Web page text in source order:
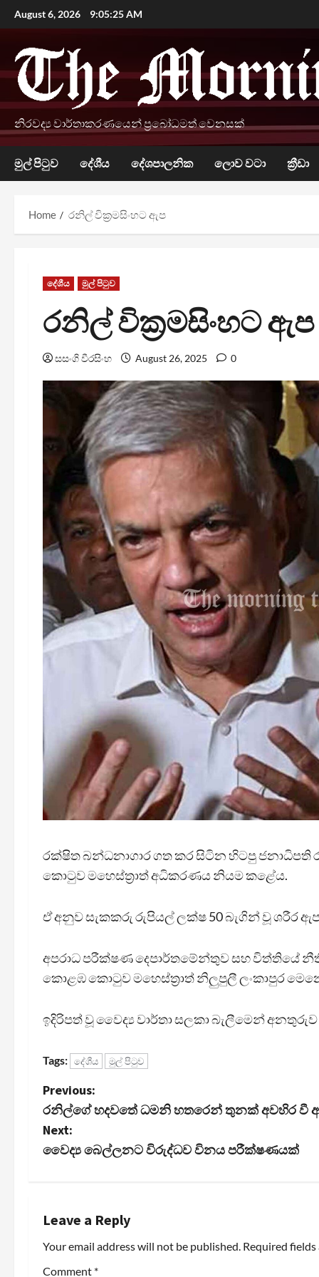
Skip
to
content
August 6, 2026 9:05:26 AM
නිරවද්‍ය වාර්තාකරණයෙන් ප්‍රබෝධමත් වෙනසක්
මුල් පිටුව දේශීය දේශපාලනික ලොව වටා ක්‍රීඩා
Home රනිල් වික්‍රමසිංහට ඇප
දේශීය මුල් පිටුව
රනිල් වික්‍රමසිංහට ඇප
සසංගි වීරසිංහ August 26, 2025 0
රක්ෂිත බන්ධනාගාර ගත කර සිටින හිටපු ජනාධිපති
කොටුව මහෙස්ත්‍රාත් අධිකරණය නියම කළේය.
ඒ අනුව සැකකරු රුපියල් ලක්ෂ 50 බැගින් වූ ශරීර
අපරාධ පරීක්ෂණ දෙපාර්තමේන්තුව සහ විත්තියේ
කොළඹ කොටුව මහෙස්ත්‍රාත් නිලුපුලී ලංකාපුර
ඉදිරිපත් වූ වෛද්‍ය වාර්තා සලකා බැලීමෙන්
Tags: දේශීය මුල් පිටුව
P
o
s
n
a
Previous:
රනිල්ගේ හදවතේ ධමනි හතරෙන් තුනක් අවහිර
Next:
වෛද්‍ය බෙල්ලනට විරුද්ධව විනය පරීක්ෂණයක්
Leave a Reply
Your email address will not be published. Required fields
Comment *